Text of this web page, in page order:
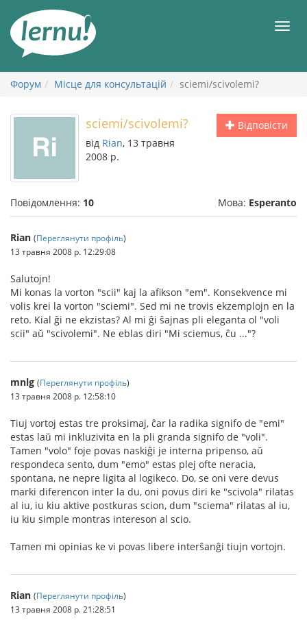
змісту
Форум Місце для консультацій sciemi/scivolemi?
Відповісти
sciemi/scivolemi?
від Rian, 13 травня
2008 р.
Повідомлення: 10 Мова: Esperanto
Rian (Переглянути профіль)
13 травня 2008 р. 12:29:08
Salutojn!
Mi konas la vorton "scii" kaj la afikson "em". Konsekvence mi
volis krei la vorton "sciemi". Sed mi ne trovis ekzemplojn en la
reto. Kial ĝi ne ekzistas? Al mi ĝi ŝajnas pli eleganta ol "voli
scii" aŭ "scivolemi". Ne eblas diri "Mi sciemus, ĉu ..."?
mnlg (Переглянути профіль)
13 травня 2008 р. 12:58:10
Tiuj vortoj estas tre proksimaj, ĉar la radika signifo de "emi"
estas laŭ mi inkluzivita en la pli granda signifo de "voli".
Tamen "volo" foje povas naskiĝi je interna pripenso, aŭ
respondeca sento, dum "emo" estas plej ofte neracia,
spontana, ne nepre ligita al logikeco. Do, se oni vere devus
marki diferencon inter la du, oni povus diri ke "scivola" rilatas
al iu, iu kiu aktive postkuras scion, dum "sciema" rilatas al iu,
iu kiu simple montras intereson al scio.
Tamen mi opinias ke vi povas libere interŝanĝi tiujn vortojn.
Rian (Переглянути профіль)
13 травня 2008 р. 21:28:51